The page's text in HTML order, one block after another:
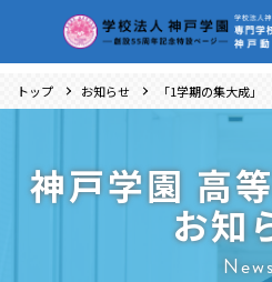
トップ お知らせ 「1学期の集大成」
神戸学園 高
お知
News